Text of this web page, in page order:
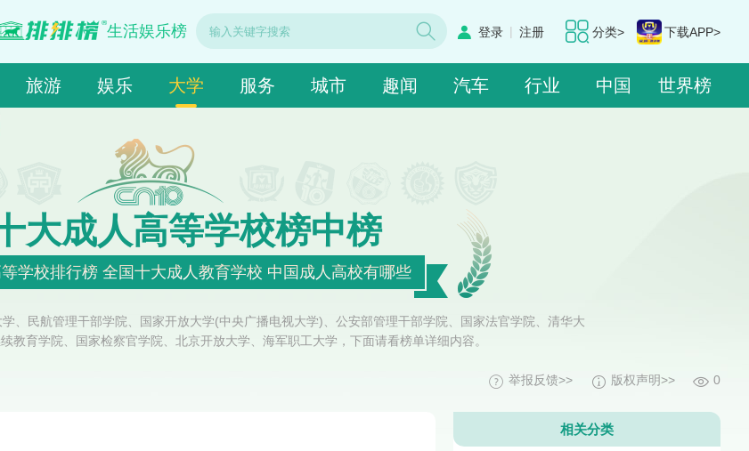
分类> 下载APP>
登录 | 注册
生活娱乐榜
旅游 娱乐 大学 服务 城市 趣闻 汽车 行业 中国 世界榜
大成人高等学校榜中榜
学校排行榜 全国十大成人教育学校 中国成人高校有哪些
、民航管理干部学院、国家开放大学(中央广播电视大学)、公安部管理干部学院、国家法官学院、清华大
教育学院、国家检察官学院、北京开放大学、海军职工大学，下面请看榜单详细内容。
0
版权声明>>
举报反馈>>
相关分类